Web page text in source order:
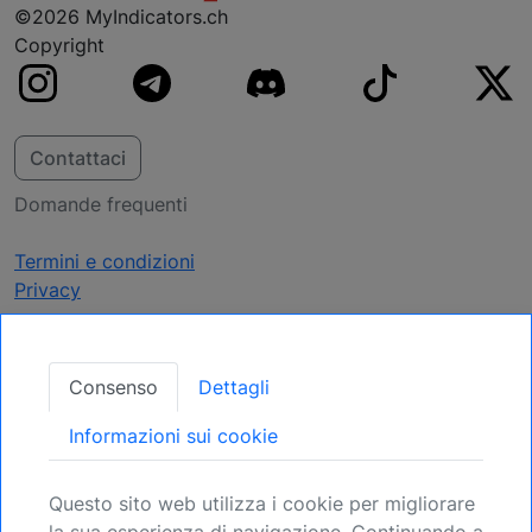
©2026 MyIndicators.ch
Copyright
Contattaci
Domande frequenti
Termini e condizioni
Privacy
Ricevi Aggiornamenti
Assicuratevi la vostra posizione: Registratevi
per le prossime opportunità.
Registrati
Consenso Dettagli
Informazioni sui cookie
Questo sito web utilizza i cookie per migliorare